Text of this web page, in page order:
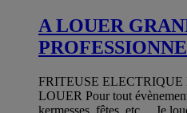
A LOUER
FRITEUSE ELECTRIQUE
LOUER Pour tout
kermesses, fêtes, etc… Je